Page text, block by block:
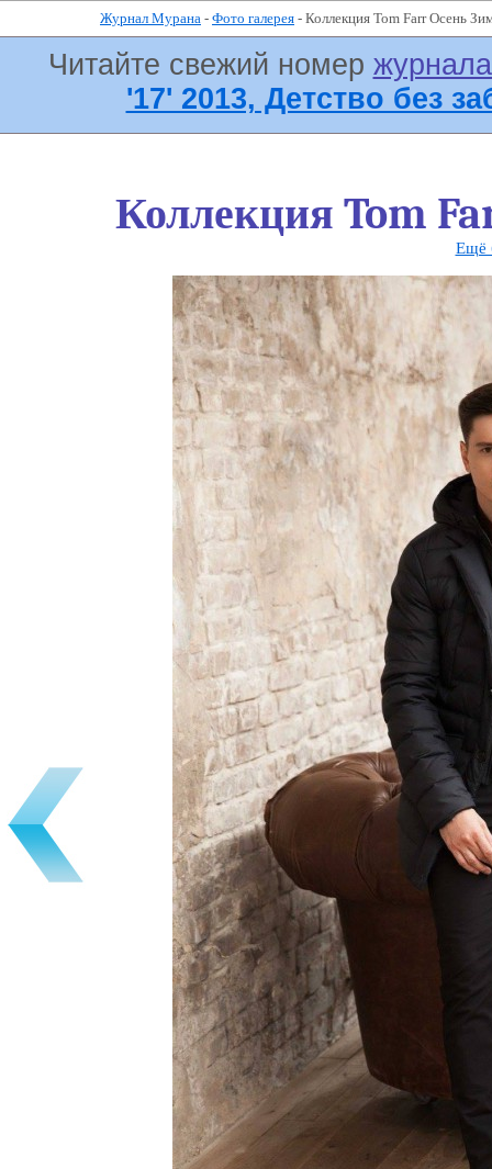
Журнал Мурана - Фото галерея - Коллекция Tom Farr Осень
Читайте свежий номер
'17' 2013, Детство без
Коллекция Tom
Ещё